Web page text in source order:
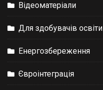
Відеоматеріали
Для здобувачів освіти
Енергозбереження
Євроінтеграція